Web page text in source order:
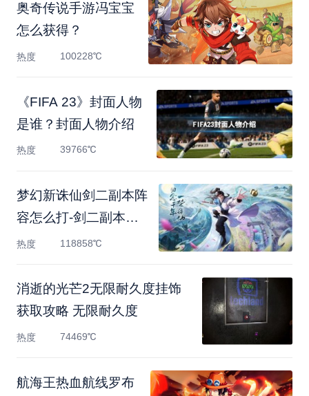
奥奇传说手游冯宝宝
怎么获得？
热度 100228℃
《FIFA 23》封面人物
是谁？封面人物介绍
热度 39766℃
梦幻新诛仙剑二副本阵
容怎么打-剑二副本阵
容打
热度 118858℃
消逝的光芒2无限耐久度挂饰
获取攻略 无限耐久度
热度 74469℃
航海王热血航线罗布